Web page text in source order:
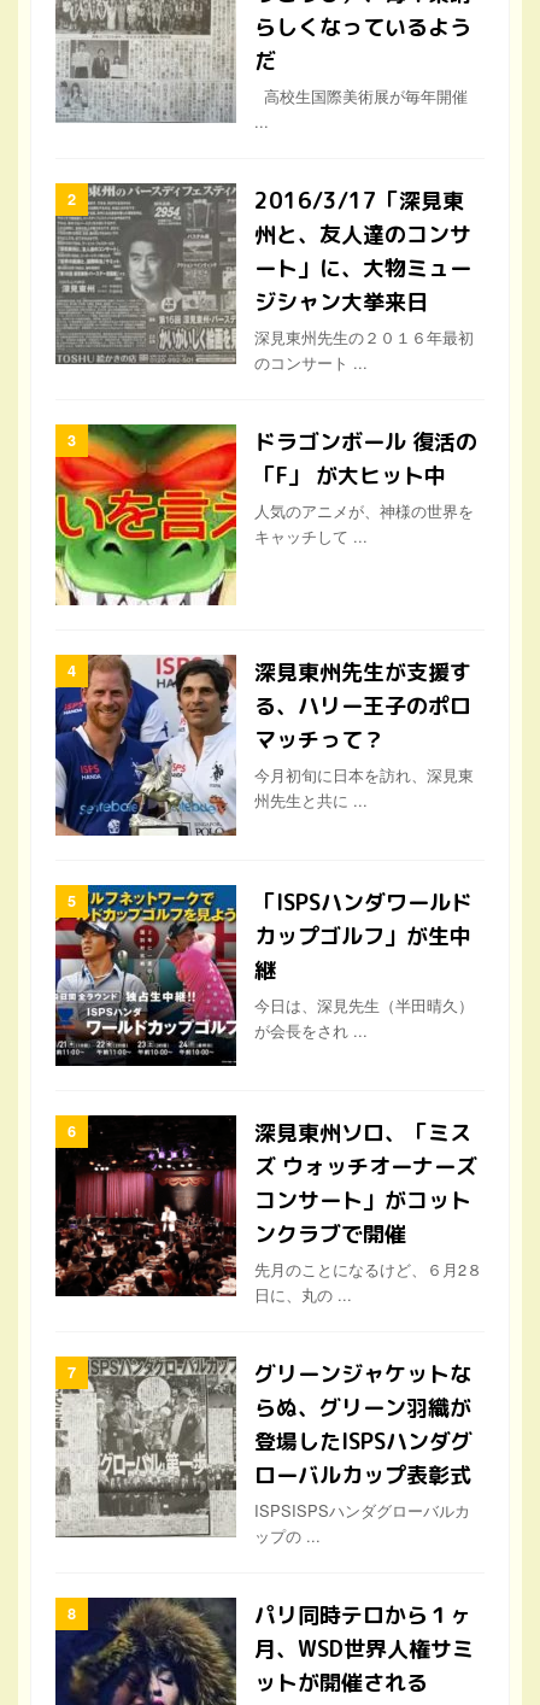
らしくなっているよう
だ
高校生国際美術展が毎年開催
...
2016/3/17「深見東
州と、友人達のコンサ
ート」に、大物ミュー
ジシャン大挙来日
深見東州先生の２０１６年最初
のコンサート ...
ドラゴンボール 復活の
「F」 が大ヒット中
人気のアニメが、神様の世界を
キャッチして ...
深見東州先生が支援す
る、ハリー王子のポロ
マッチって？
今月初旬に日本を訪れ、深見東
州先生と共に ...
「ISPSハンダワールド
カップゴルフ」が生中
継
今日は、深見先生（半田晴久）
が会長をされ ...
深見東州ソロ、「ミス
ズ ウォッチオーナーズ
コンサート」がコット
ンクラブで開催
先月のことになるけど、６月2８
日に、丸の ...
グリーンジャケットな
らぬ、グリーン羽織が
登場したISPSハンダグ
ローバルカップ表彰式
ISPSISPSハンダグローバルカ
ップの ...
パリ同時テロから１ヶ
月、WSD世界人権サミ
ットが開催される